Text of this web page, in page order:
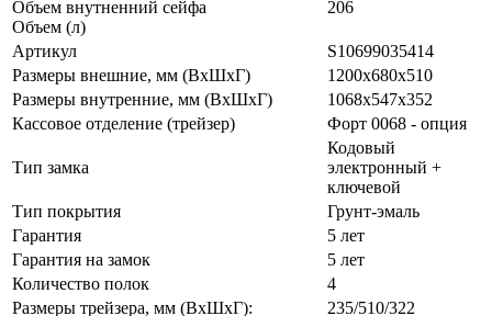
Объем внутненний сейфа
Объем (л)
206
Артикул
S10699035414
Размеры внешние, мм (ВхШхГ)
1200x680x510
Размеры внутренние, мм (ВхШхГ)
1068x547x352
Кассовое отделение (трейзер)
Форт 0068 - опция
Тип замка
Кодовый
электронный +
ключевой
Тип покрытия
Грунт-эмаль
Гарантия
5 лет
Гарантия на замок
5 лет
Количество полок
4
Размеры трейзера, мм (ВхШхГ):
235/510/322